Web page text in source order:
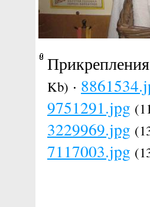
Kb) ·
9751291.jpg
3229969.jpg
7117003.jpg